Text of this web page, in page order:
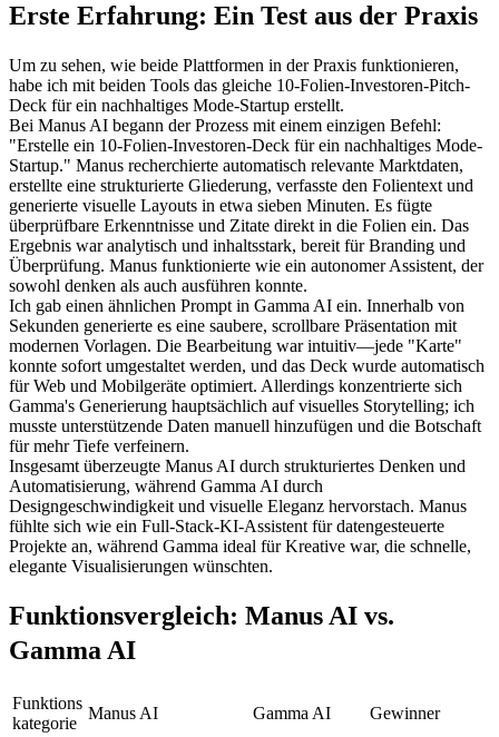
Erste Erfahrung: Ein Test aus der Praxis
Um zu sehen, wie beide Plattformen in der Praxis funktionieren,
habe ich mit beiden Tools das gleiche 10-Folien-Investoren-Pitch-
Deck für ein nachhaltiges Mode-Startup erstellt.
Bei Manus AI begann der Prozess mit einem einzigen Befehl:
"Erstelle ein 10-Folien-Investoren-Deck für ein nachhaltiges Mode-
Startup." Manus recherchierte automatisch relevante Marktdaten,
erstellte eine strukturierte Gliederung, verfasste den Folientext und
generierte visuelle Layouts in etwa sieben Minuten. Es fügte
überprüfbare Erkenntnisse und Zitate direkt in die Folien ein. Das
Ergebnis war analytisch und inhaltsstark, bereit für Branding und
Überprüfung. Manus funktionierte wie ein autonomer Assistent, der
sowohl denken als auch ausführen konnte.
Ich gab einen ähnlichen Prompt in Gamma AI ein. Innerhalb von
Sekunden generierte es eine saubere, scrollbare Präsentation mit
modernen Vorlagen. Die Bearbeitung war intuitiv—jede "Karte"
konnte sofort umgestaltet werden, und das Deck wurde automatisch
für Web und Mobilgeräte optimiert. Allerdings konzentrierte sich
Gamma's Generierung hauptsächlich auf visuelles Storytelling; ich
musste unterstützende Daten manuell hinzufügen und die Botschaft
für mehr Tiefe verfeinern.
Insgesamt überzeugte Manus AI durch strukturiertes Denken und
Automatisierung, während Gamma AI durch
Designgeschwindigkeit und visuelle Eleganz hervorstach. Manus
fühlte sich wie ein Full-Stack-KI-Assistent für datengesteuerte
Projekte an, während Gamma ideal für Kreative war, die schnelle,
elegante Visualisierungen wünschten.
Funktionsvergleich: Manus AI vs.
Gamma AI
Funktions
kategorie
Manus AI Gamma AI Gewinner